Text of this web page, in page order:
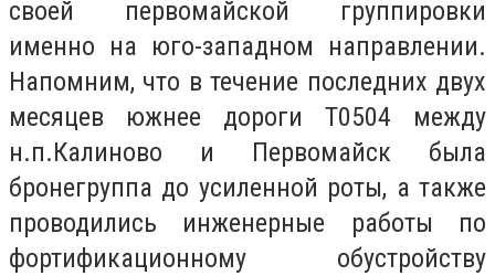
своей первомайской группировки
именно на юго-западном направлении.
Напомним, что в течение последних двух
месяцев южнее дороги Т0504 между
н.п.Калиново и Первомайск была
бронегруппа до усиленной роты, а также
проводились инженерные работы по
фортификационному обустройству